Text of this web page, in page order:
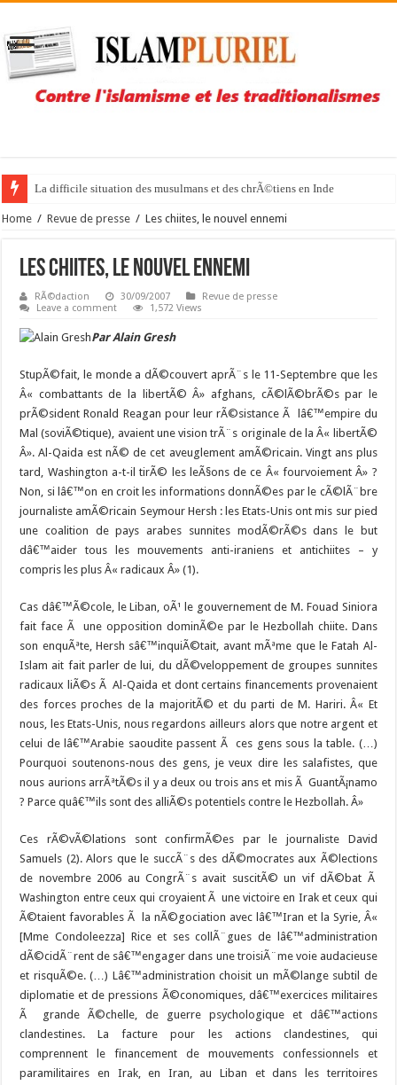
La difficile situation des musulmans et des chrÃ©tiens en Inde
Home / Revue de presse / Les chiites, le nouvel ennemi
Les chiites, le nouvel ennemi
RÃ©daction 30/09/2007
Revue de presse
Leave a comment
1,572 Views
Par Alain Gresh
StupÃ©fait, le monde a dÃ©couvert aprÃ¨s le 11-Septembre que les
Â« combattants de la libertÃ© Â» afghans, cÃ©lÃ©brÃ©s par le
prÃ©sident Ronald Reagan pour leur rÃ©sistance Ã lâ€™empire du
Mal (soviÃ©tique), avaient une vision trÃ¨s originale de la Â« libertÃ©
Â». Al-Qaida est nÃ© de cet aveuglement amÃ©ricain. Vingt ans plus
tard, Washington a-t-il tirÃ© les leÃ§ons de ce Â« fourvoiement Â» ?
Non, si lâ€™on en croit les informations donnÃ©es par le cÃ©lÃ¨bre
journaliste amÃ©ricain Seymour Hersh : les Etats-Unis ont mis sur pied
une coalition de pays arabes sunnites modÃ©rÃ©s dans le but
dâ€™aider tous les mouvements anti-iraniens et antichiites – y
compris les plus Â« radicaux Â» (1).
Cas dâ€™Ã©cole, le Liban, oÃ¹ le gouvernement de M. Fouad Siniora
fait face Ã une opposition dominÃ©e par le Hezbollah chiite. Dans
son enquÃªte, Hersh sâ€™inquiÃ©tait, avant mÃªme que le Fatah Al-
Islam ait fait parler de lui, du dÃ©veloppement de groupes sunnites
radicaux liÃ©s Ã Al-Qaida et dont certains financements provenaient
des forces proches de la majoritÃ© et du parti de M. Hariri. Â« Et
nous, les Etats-Unis, nous regardons ailleurs alors que notre argent et
celui de lâ€™Arabie saoudite passent Ã ces gens sous la table. (…)
Pourquoi soutenons-nous des gens, je veux dire les salafistes, que
nous aurions arrÃªtÃ©s il y a deux ou trois ans et mis Ã GuantÃ¡namo
? Parce quâ€™ils sont des alliÃ©s potentiels contre le Hezbollah. Â»
Ces rÃ©vÃ©lations sont confirmÃ©es par le journaliste David
Samuels (2). Alors que le succÃ¨s des dÃ©mocrates aux Ã©lections
de novembre 2006 au CongrÃ¨s avait suscitÃ© un vif dÃ©bat Ã
Washington entre ceux qui croyaient Ã une victoire en Irak et ceux qui
Ã©taient favorables Ã la nÃ©gociation avec lâ€™Iran et la Syrie, Â«
[Mme Condoleezza] Rice et ses collÃ¨gues de lâ€™administration
dÃ©cidÃ¨rent de sâ€™engager dans une troisiÃ¨me voie audacieuse
et risquÃ©e. (…) Lâ€™administration choisit un mÃ©lange subtil de
diplomatie et de pressions Ã©conomiques, dâ€™exercices militaires
Ã grande Ã©chelle, de guerre psychologique et dâ€™actions
clandestines. La facture pour les actions clandestines, qui
comprennent le financement de mouvements confessionnels et
paramilitaires en Irak, en Iran, au Liban et dans les territoires